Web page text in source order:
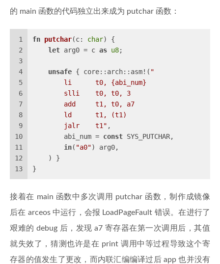
的 main 函数的代码独立出来成为 putchar 函数：
1
2
3
4
5
6
7
8
9
10
11
12
13
fn putchar(c: char) {
let arg0 = c as u8;
unsafe { core::arch::asm!( "
        li      t0, {abi_num}
        slli    t0, t0, 3
        add     t1, t0, a7
        ld      t1, (t1)
        jalr    t1"
,
        abi_num =
const SYS_PUTCHAR,
in( "a0") arg0,
    ) }
}
接着在 main 函数中多次调用 putchar 函数，制作成镜像
后在 arceos 中运行，会报 LoadPageFault 错误。在进行了
艰难的 debug 后，发现 a7 寄存器在第一次调用后，其值
就失效了，猜测也许是在 print 调用中等过程导致这个寄
存器的值发生了更改，而内联汇编编译过后 app 也并没有